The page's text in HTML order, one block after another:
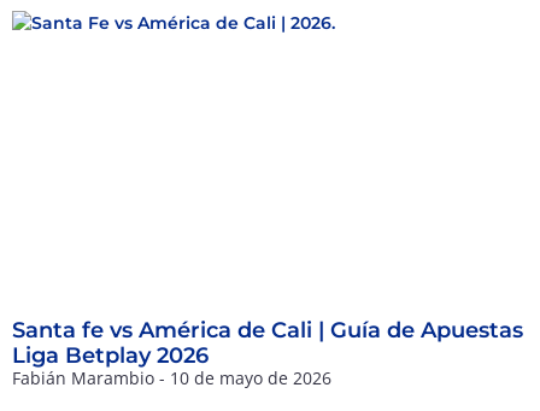
Santa fe vs América de Cali | Guía de Apuestas
Liga Betplay 2026
Fabián Marambio 10 de mayo de 2026